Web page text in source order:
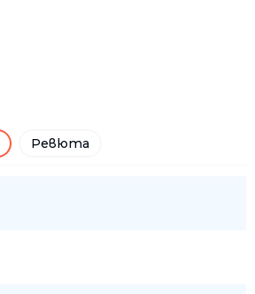
№24/6 или №26/6
Ревюта